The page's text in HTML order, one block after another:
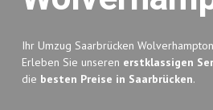
Ihr Umzug Saarbrücken
Erleben Sie unseren erstklassigen
die besten Preise in Saarbrücken.